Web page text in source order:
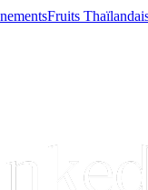
Fruits